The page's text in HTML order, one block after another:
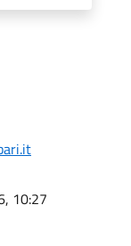
10:27